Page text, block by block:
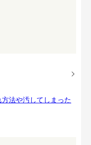
法や汚してしまった